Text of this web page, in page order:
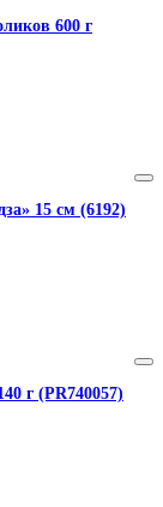
600 г
15 см (6192)
г (PR740057)